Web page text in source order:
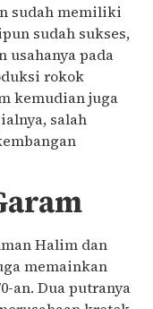
sudah memiliki
sudah sukses,
usahanya pada
rokok
kemudian juga
salah
Halim dan
memainkan
an. Dua putranya